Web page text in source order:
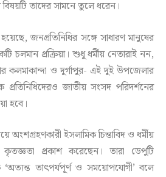
বিষয়টি তাদের সামনে তুলে ধরেন।
জনপ্রতিনিধির সঙ্গে সাধারণ মানুষের
চলমান প্রক্রিয়া। শুধু ধর্মীয় নেতারাই নন,
কলমাকান্দা ও দুর্গাপুর- এই দুই উপজেলার
প্রতিনিধিদেরও জাতীয় সংসদ পরিদর্শনের
হবে।
ইসলামিক চিন্তাবিদ ও ধর্মীয়
প্রকাশ করেছেন। তারা ডেপুটি
তাৎপর্যপূর্ণ ও সময়োপযোগী’ বলে